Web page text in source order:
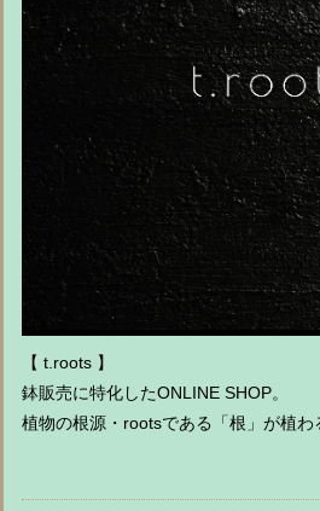
【 t.roots 】
鉢販売に特化したONLINE SHOP。
植物の根源・rootsである「根」が植わ